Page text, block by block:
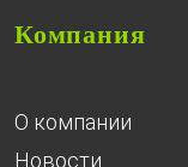
Компания
О компании
Новости